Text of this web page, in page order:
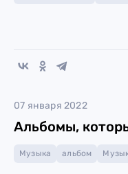
07 января 2022
Альбомы,
Музыка альбом